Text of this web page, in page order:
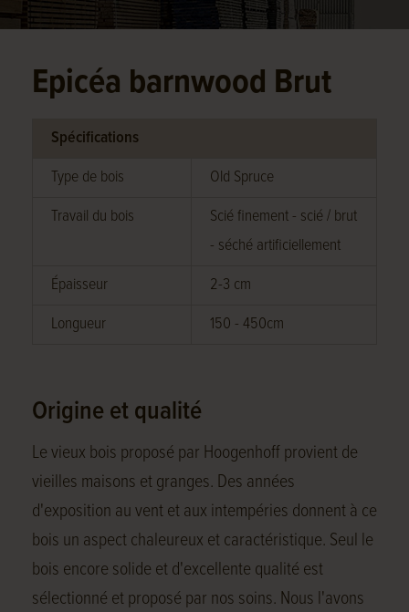
Epicéa barnwood Brut
Spécifications
Type de bois
Old Spruce
Travail du bois
Scié finement - scié / brut
- séché artificiellement
Épaisseur
2-3 cm
Longueur
150 - 450cm
Origine et qualité
Le vieux bois proposé par Hoogenhoff provient de
vieilles maisons et granges. Des années
d'exposition au vent et aux intempéries donnent à ce
bois un aspect chaleureux et caractéristique. Seul le
bois encore solide et d'excellente qualité est
sélectionné et proposé par nos soins. Nous l'avons